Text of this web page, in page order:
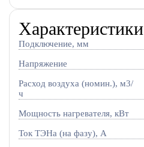
Характеристики
Подключение, мм
Напряжение
Расход воздуха (номин.), м3/
ч
Мощность нагревателя, кВт
Ток ТЭНа (на фазу), А